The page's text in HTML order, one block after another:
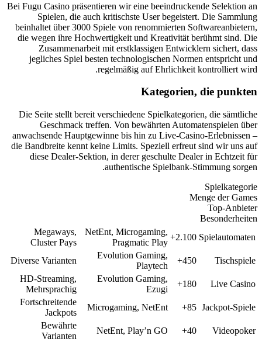
Bei Fugu Casino
Spielen, die
beinhaltet über
die wegen ihre
jegliches Spiel
Die Seite stellt
Geschmack
anwachsende
die Bandbreite
diese Dealer-
Megaways,
Cluster Pays
Diverse Varianten
HD-Streaming,
Mehrsprachig
Fortschreitende
Jackpots
Bewährte
Varianten